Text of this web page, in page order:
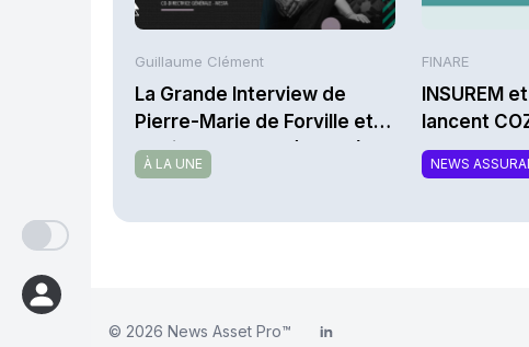
Guillaume Clément
La Grande Interview de
Pierre-Marie de Forville et
d’Ariane Darmon (Ivesta)
À LA UNE
FINARE
INSUREM
lancent
une
NEWS
© 2026 News Asset Pro™ LinkedIn